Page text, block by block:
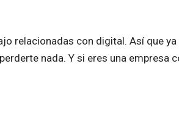
relacionadas con digital. Así que ya
nada. Y si eres una empresa